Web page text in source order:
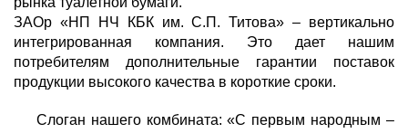
ЗАОр «НП НЧ КБК им. С.П. Титова» – вертикально
интегрированная компания. Это дает нашим
потребителям дополнительные гарантии поставок
продукции высокого качества в короткие сроки.
Слоган нашего комбината: «С первым народным –